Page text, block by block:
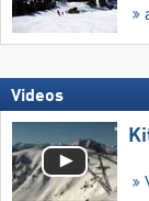
Videos